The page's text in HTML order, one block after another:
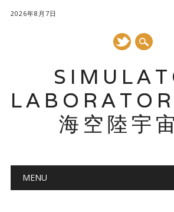
2026年8月7日
海空陸宇
メインメニュー
MENU